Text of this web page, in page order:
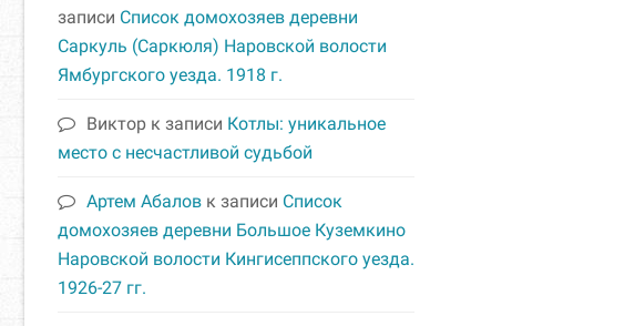
записи Список домохозяев деревни
Саркуль (Саркюля) Наровской волости
Ямбургского уезда. 1918 г.
Виктор к записи Котлы: уникальное
место с несчастливой судьбой
Артем Абалов к записи Список
домохозяев деревни Большое Куземкино
Наровской волости Кингисеппского уезда.
1926-27 гг.